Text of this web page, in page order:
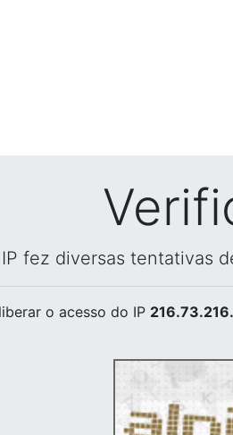
fez diversas tentativas
o acesso do IP